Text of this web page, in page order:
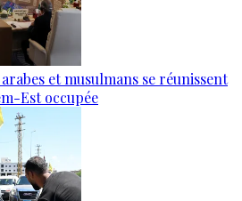
et musulmans se réunissent
Est occupée